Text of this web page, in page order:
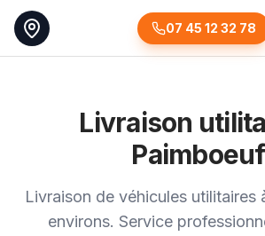
07 45 12 32 78
Livraison
Paimboeuf
Livraison de véhicules utilitaires
environs. Service